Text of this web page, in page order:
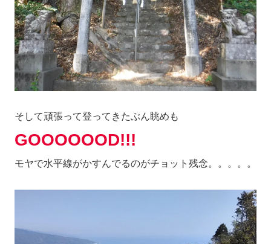
そして頑張って登ってきたぶん眺めも
GOOOOOOD!!!
モヤで水平線がかすんでるのがチョット残念。。。。。